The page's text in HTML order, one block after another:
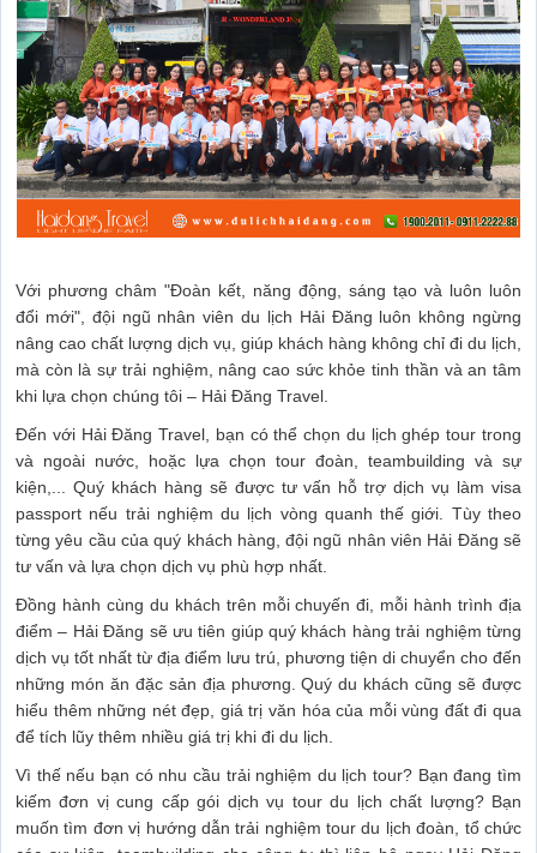
Với phương châm "Đoàn kết, năng động, sáng tạo và luôn luôn
đổi mới", đội ngũ nhân viên du lịch Hải Đăng luôn không ngừng
nâng cao chất lượng dịch vụ, giúp khách hàng không chỉ đi du lịch,
mà còn là sự trải nghiệm, nâng cao sức khỏe tinh thần và an tâm
khi lựa chọn chúng tôi – Hải Đăng Travel.
Đến với Hải Đăng Travel, bạn có thể chọn du lịch ghép tour trong
và ngoài nước, hoặc lựa chọn tour đoàn, teambuilding và sự
kiện,... Quý khách hàng sẽ được tư vấn hỗ trợ dịch vụ làm visa
passport nếu trải nghiệm du lịch vòng quanh thế giới. Tùy theo
từng yêu cầu của quý khách hàng, đội ngũ nhân viên Hải Đăng sẽ
tư vấn và lựa chọn dịch vụ phù hợp nhất.
Đồng hành cùng du khách trên mỗi chuyến đi, mỗi hành trình địa
điểm – Hải Đăng sẽ ưu tiên giúp quý khách hàng trải nghiệm từng
dịch vụ tốt nhất từ địa điểm lưu trú, phương tiện di chuyển cho đến
những món ăn đặc sản địa phương. Quý du khách cũng sẽ được
hiểu thêm những nét đẹp, giá trị văn hóa của mỗi vùng đất đi qua
để tích lũy thêm nhiều giá trị khi đi du lịch.
Vì thế nếu bạn có nhu cầu trải nghiệm du lịch tour? Bạn đang tìm
kiếm đơn vị cung cấp gói dịch vụ tour du lịch chất lượng? Bạn
muốn tìm đơn vị hướng dẫn trải nghiệm tour du lịch đoàn, tổ chức